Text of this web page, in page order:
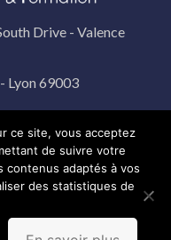
Drive - Valence
Lyon 69003
75015
légales
Politique de
Boite Digitale
ce site, vous acceptez
de suivre votre
contenus adaptés à vos
des statistiques de